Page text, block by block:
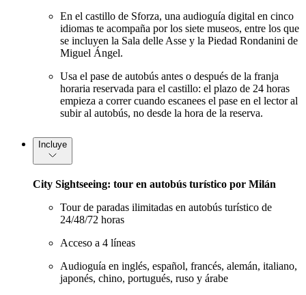
En el castillo de Sforza, una audioguía digital en cinco
idiomas te acompaña por los siete museos, entre los que
se incluyen la Sala delle Asse y la Piedad Rondanini de
Miguel Ángel.
Usa el pase de autobús antes o después de la franja
horaria reservada para el castillo: el plazo de 24 horas
empieza a correr cuando escanees el pase en el lector al
subir al autobús, no desde la hora de la reserva.
Incluye
City Sightseeing: tour en autobús turístico por Milán
Tour de paradas ilimitadas en autobús turístico de
24/48/72 horas
Acceso a 4 líneas
Audioguía en inglés, español, francés, alemán, italiano,
japonés, chino, portugués, ruso y árabe